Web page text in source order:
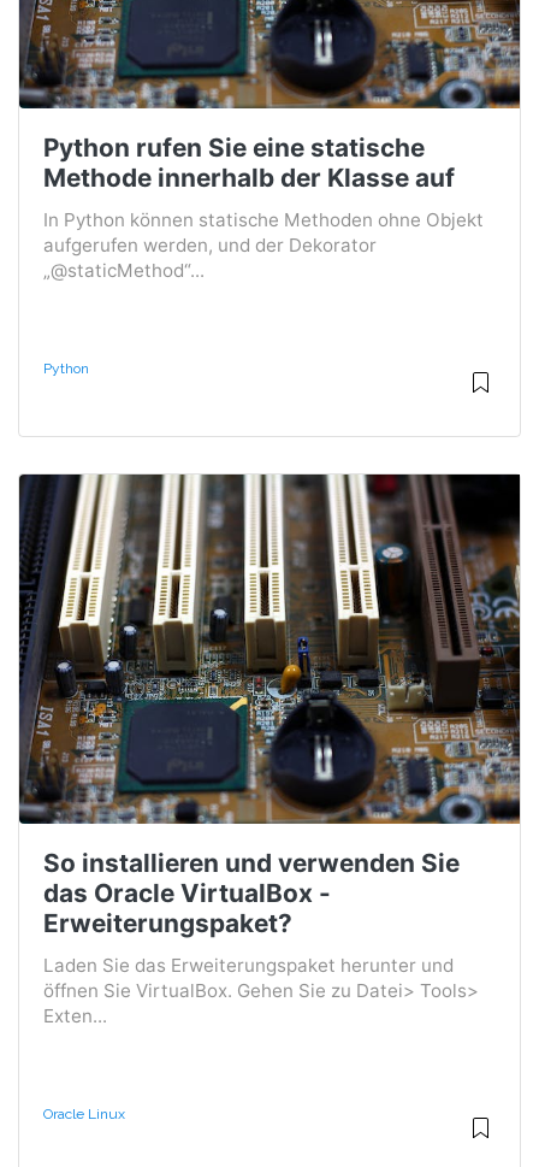
Python rufen Sie eine statische
Methode innerhalb der Klasse auf
In Python können statische Methoden ohne Objekt
aufgerufen werden, und der Dekorator
„@staticMethod“...
Python
So installieren und verwenden Sie
das Oracle VirtualBox -
Erweiterungspaket?
Laden Sie das Erweiterungspaket herunter und
öffnen Sie VirtualBox. Gehen Sie zu Datei> Tools>
Exten...
Oracle Linux